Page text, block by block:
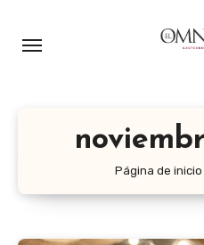
Página de inicio